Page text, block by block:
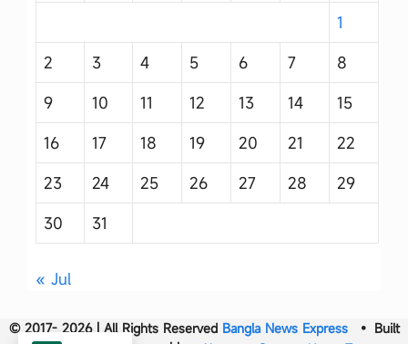
1
2
3 4 5 6 7
8
9
10 11 12 13 14
15
16
17 18 19 20 21
22
23
24 25 26 27 28
29
30
31
« Jul
© 2017- 2026 | All Rights Reserved Bangla News Express• Built